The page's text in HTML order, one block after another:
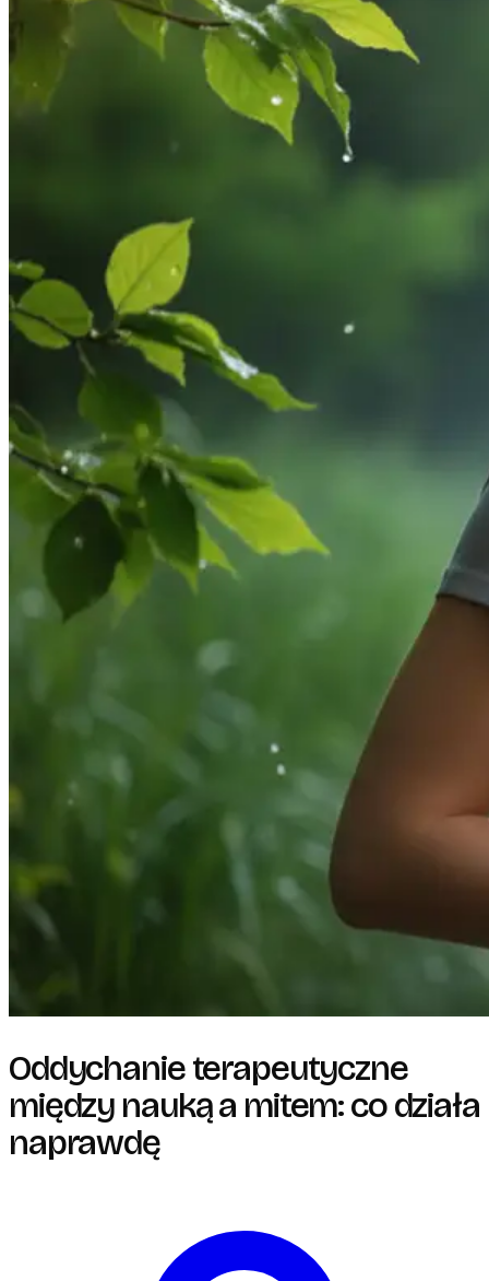
Oddychanie terapeutyczne
między nauką a mitem: co działa
naprawdę